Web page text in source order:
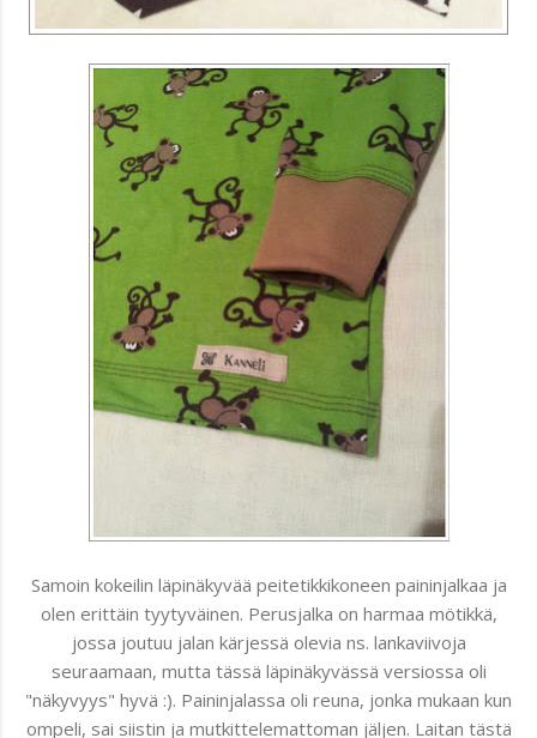
Samoin kokeilin läpinäkyvää peitetikkikoneen paininjalkaa ja
olen erittäin tyytyväinen. Perusjalka on harmaa mötikkä,
jossa joutuu jalan kärjessä olevia ns. lankaviivoja
seuraamaan, mutta tässä läpinäkyvässä versiossa oli
"näkyvyys" hyvä :). Paininjalassa oli reuna, jonka mukaan kun
ompeli, sai siistin ja mutkittelemattoman jäljen. Laitan tästä